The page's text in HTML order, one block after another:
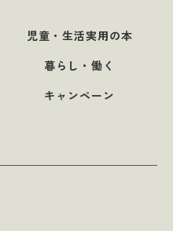
児童・生活実用の本
暮らし・働く
キャンペーン